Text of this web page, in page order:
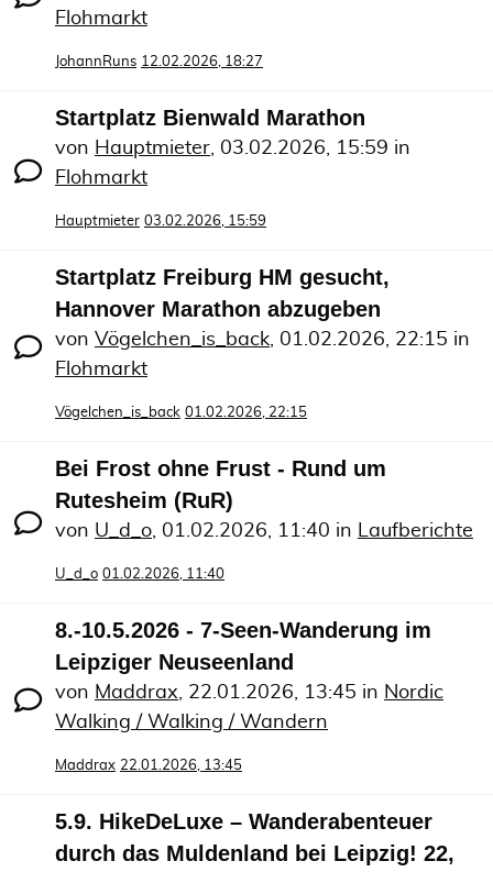
Flohmarkt
JohannRuns 12.02.2026, 18:27
Startplatz Bienwald Marathon
von Hauptmieter, 03.02.2026, 15:59 in
Flohmarkt
Hauptmieter 03.02.2026, 15:59
Startplatz Freiburg HM gesucht,
Hannover Marathon abzugeben
von Vögelchen_is_back, 01.02.2026, 22:15 in
Flohmarkt
Vögelchen_is_back 01.02.2026, 22:15
Bei Frost ohne Frust - Rund um
Rutesheim (RuR)
von U_d_o, 01.02.2026, 11:40 in Laufberichte
U_d_o 01.02.2026, 11:40
8.-10.5.2026 - 7-Seen-Wanderung im
Leipziger Neuseenland
von Maddrax, 22.01.2026, 13:45 in Nordic
Walking / Walking / Wandern
Maddrax 22.01.2026, 13:45
5.9. HikeDeLuxe – Wanderabenteuer
durch das Muldenland bei Leipzig! 22,